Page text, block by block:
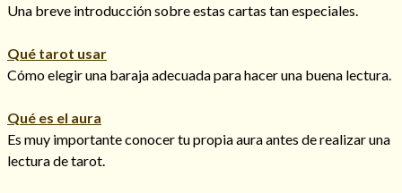
Una breve introducción sobre estas cartas tan especiales.
Qué tarot usar
Cómo elegir una baraja adecuada para hacer una buena lectura.
Qué es el aura
Es muy importante conocer tu propia aura antes de realizar una
lectura de tarot.